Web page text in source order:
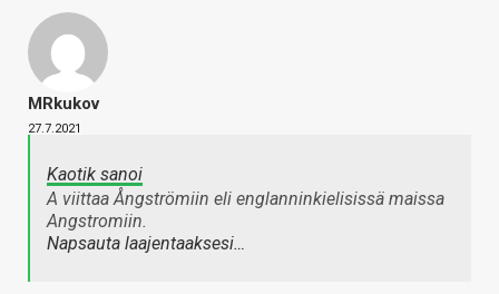
MRkukov
27.7.2021
Kaotik sanoi
A viittaa Ångströmiin eli englanninkielisissä maissa
Angstromiin.
Napsauta laajentaaksesi…